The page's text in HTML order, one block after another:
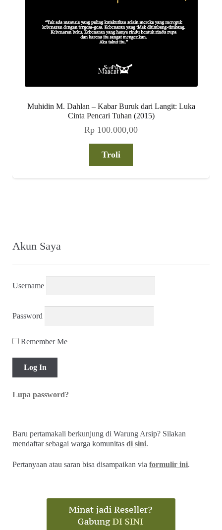
Muhidin M. Dahlan – Kabar Buruk dari Langit: Luka
Cinta Pencari Tuhan (2015)
Rp 100.000,00
Troli
Akun Saya
Username
Password
Remember Me
Lupa password?
Baru pertamakali berkunjung di Warung Arsip? Silakan
mendaftar sebagai warga komunitasdi sini.
Pertanyaan atau saran bisa disampaikan viaformulir ini.